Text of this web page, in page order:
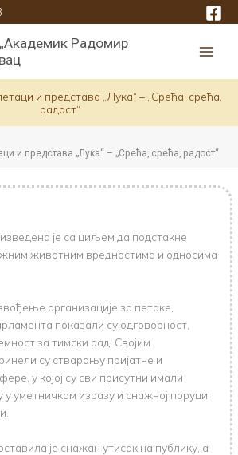
Радомир
и представа „Лука“ – „Срећа, срећа,
радост“
и представа „Лука“ – „Срећа, срећа, радост“
је са циљем да подстакне
животним вредностима и односима
организације за петаке,
показали су одговорност,
за тимски рад. Својим
су стварању пријатне и
у којој су сви присутни имали
у уметничком изразу и снажној поруци
је снажан утисак на публику, а